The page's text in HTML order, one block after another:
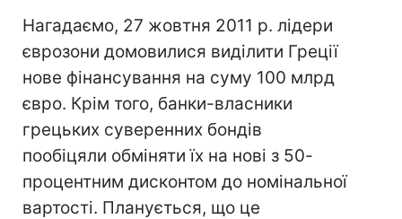
Нагадаємо, 27 жовтня 2011 р. лідери
єврозони домовилися виділити Греції
нове фінансування на суму 100 млрд
євро. Крім того, банки-власники
грецьких суверенних бондів
пообіцяли обміняти їх на нові з 50-
процентним дисконтом до номінальної
вартості. Планується, що це